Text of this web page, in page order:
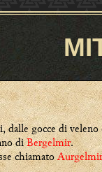
dalle gocce di
diBergelmir.
chiamatoAurgelmir